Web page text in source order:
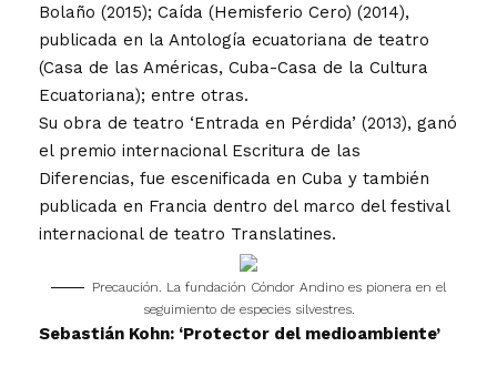
Bolaño (2015); Caída (Hemisferio Cero) (2014),
publicada en la Antología ecuatoriana de teatro
(Casa de las Américas, Cuba-Casa de la Cultura
Ecuatoriana); entre otras.
Su obra de teatro ‘Entrada en Pérdida’ (2013), ganó
el premio internacional Escritura de las
Diferencias, fue escenificada en Cuba y también
publicada en Francia dentro del marco del festival
internacional de teatro Translatines.
Precaución. La fundación Cóndor Andino es pionera en el
seguimiento de especies silvestres.
Sebastián Kohn: ‘Protector del medioambiente’